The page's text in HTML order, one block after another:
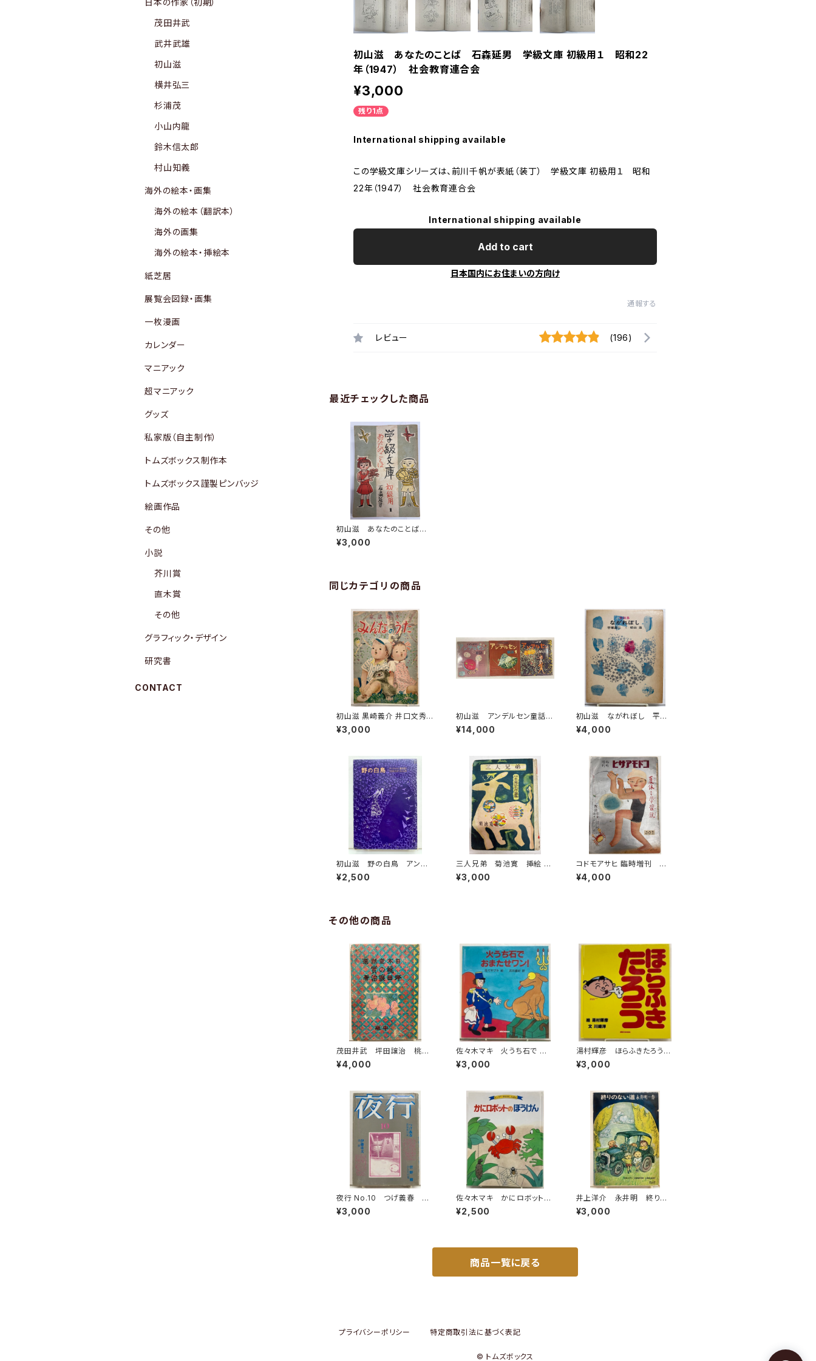
初山滋 あなたのことば 石森延男 学級文庫 初級用１ 昭和22
年（1947） 社会教育連合会
¥3,000
残り1点
International shipping available
この学級文庫シリーズは、前川千帆が表紙（装丁） 学級文庫 初級用１ 昭和
22年（1947） 社会教育連合会
International shipping available
Add to cart
日本国内にお住まいの方向け
通報する
レビュー (196)
最近チェックした商品
初山滋 あなたのことば
石森延男 学級文庫 初級用
１ 昭和22年（1947） 社会
¥3,000
同じカテゴリの商品
初山滋 黒崎義介 井口文秀
童謡絵本 みんなのうた 昭
和24年（1949） むさし書房
¥3,000
初山滋 アンデルセン童話全
３冊 佐藤春夫 昭和29〜
30年 トッパンの絵物語
¥14,000
初山滋 ながれぼし 平塚
武二 1965年 初版 実業
之日本社
¥4,000
初山滋 野の白鳥 アンデ
ルセン童話選２ 大畑末吉
訳 1976年 岩波書店刊
¥2,500
三人兄弟 菊池寛 挿絵 松
野一夫 装丁 初山滋 日本
童話名作選集 1956年 三
¥3,000
コドモアサヒ 臨時増刊 夏
休ミ學習號 初山滋 本田
庄太郎 井元水明 鈴木信
¥4,000
その他の商品
茂田井武 坪田譲治 桃の
實 昭和22年（1947） 東
西社
¥4,000
佐々木マキ 火うち石で お
またせワン！ 武井直紀 訳
1988年 初版 ミキハウス
¥3,000
湯村輝彦 ほらふきたろう
川崎洋 1989年 初版 ミ
キハウス
¥3,000
夜行 No.10 つげ義春 菅
野修 伊藤重夫 湊谷夢
吉 梶井純 1981年 高野
¥3,000
佐々木マキ かにロボットの
ぼうけん 森田文 キンダー
おはなしえほん17集12 19
¥2,500
井上洋介 永井明 終りの
ない道 1969年 初版
函 理論社
¥3,000
商品一覧に戻る
日本の作家（初期）
茂田井武
武井武雄
初山滋
横井弘三
杉浦茂
小山内龍
鈴木信太郎
村山知義
海外の絵本・画集
海外の絵本（翻訳本）
海外の画集
海外の絵本・挿絵本
紙芝居
展覧会図録・画集
一枚漫画
カレンダー
マニアック
超マニアック
グッズ
私家版（自主制作）
トムズボックス制作本
トムズボックス謹製ピンバッジ
絵画作品
その他
小説
芥川賞
直木賞
その他
グラフィック・デザイン
研究書
CONTACT
プライバシーポリシー 特定商取引法に基づく表記
© トムズボックス